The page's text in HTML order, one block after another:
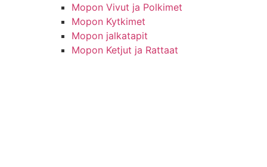
Mopon Vivut ja Polkimet
Mopon Kytkimet
Mopon jalkatapit
Mopon Ketjut ja Rattaat